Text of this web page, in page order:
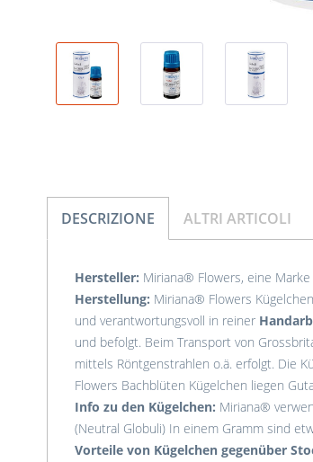
DESCRIZIONE ALTRI ARTICOLI
Hersteller: Miriana® Flowers, eine
Herstellung: Miriana® Flowers
und verantwortungsvoll in reiner
und befolgt. Beim Transport von
mittels Röntgenstrahlen o.ä. erfolgt. Die
Flowers Bachblüten Kügelchen liegen
Info zu den Kügelchen: Miriana®
(Neutral Globuli) In einem Gramm sind
Vorteile von Kügelchen gegenüber